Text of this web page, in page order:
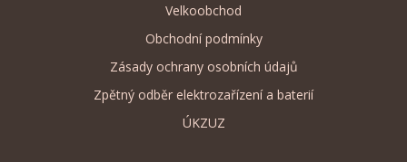
Velkoobchod
Obchodní podmínky
Zásady ochrany osobních údajů
Zpětný odběr elektrozařízení a baterií
ÚKZUZ